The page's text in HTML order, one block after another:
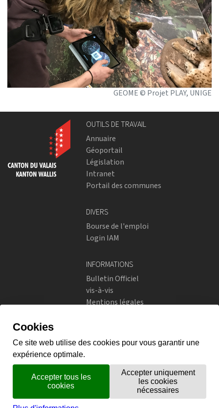
GEOME © Projet PLAY, UNIGE
OUTILS DE TRAVAIL
Annuaire
Géoportail
Législation
Intranet
Portail des communes
DIVERS
Bourse de l'emploi
Login IAM
INFORMATIONS
Bulletin Officiel
vis-à-vis
Mentions légales
Instagram
flickr